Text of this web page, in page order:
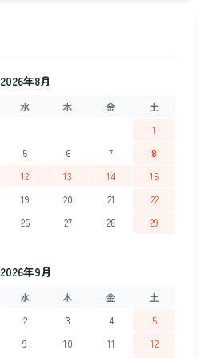
2026年8月
水 木 金
土
1
5 6 7
8
12 13 14
15
19 20 21
22
26 27 28
29
2026年9月
水 木 金
土
2 3 4
5
9 10 11
12